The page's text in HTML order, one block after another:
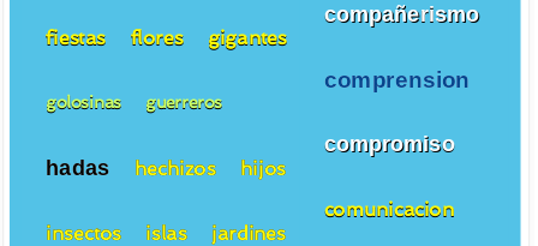
compañerismo
comprension
compromiso
comunicacion
fiestas flores gigantes
golosinas guerreros
hadas hechizos hijos
insectos islas jardines